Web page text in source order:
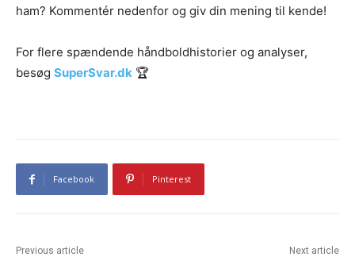
ham? Kommentér nedenfor og giv din mening til kende!
For flere spændende håndboldhistorier og analyser,
besøg SuperSvar.dk 🏆
Facebook Pinterest
Previous article Next article